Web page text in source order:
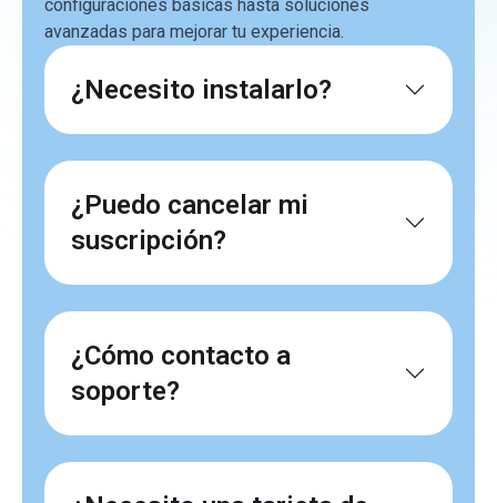
configuraciones básicas hasta soluciones
avanzadas para mejorar tu experiencia.
¿Necesito instalarlo?
¿Puedo cancelar mi
suscripción?
¿Cómo contacto a
soporte?